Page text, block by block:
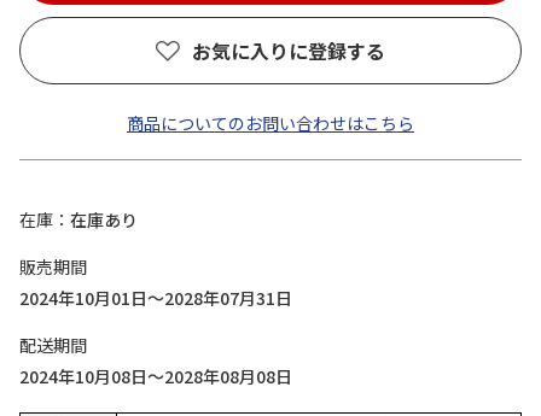
お気に入りに登録する
商品についてのお問い合わせはこちら
在庫
在庫あり
販売期間
2024年10月01日～2028年07月31日
配送期間
2024年10月08日～2028年08月08日